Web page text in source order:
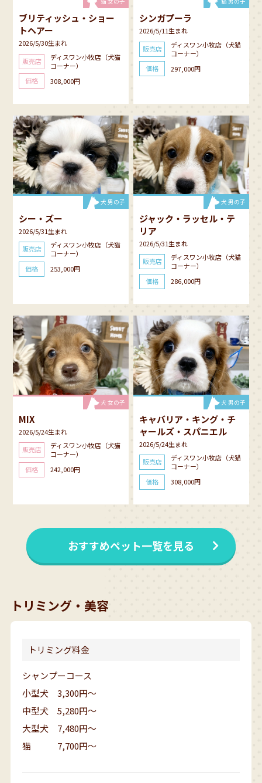
ブリティッシュ・ショー
トヘアー
2026/5/30生まれ
販売店
ディスワン小牧店（犬猫
コーナー）
価格
308,000円
シンガプーラ
2026/5/11生まれ
販売店
ディスワン小牧店（犬猫
コーナー）
価格
297,000円
犬 男の子
シー・ズー
2026/5/31生まれ
販売店
ディスワン小牧店（犬猫
コーナー）
価格
253,000円
犬 男の子
ジャック・ラッセル・テ
リア
2026/5/31生まれ
販売店
ディスワン小牧店（犬猫
コーナー）
価格
286,000円
犬 女の子
MIX
2026/5/24生まれ
販売店
ディスワン小牧店（犬猫
コーナー）
価格
242,000円
犬 男の子
キャバリア・キング・チ
ャールズ・スパニエル
2026/5/24生まれ
販売店
ディスワン小牧店（犬猫
コーナー）
価格
308,000円
おすすめペット一覧を見る
トリミング・美容
トリミング料金
シャンプーコース
小型犬 3,300円〜
中型犬 5,280円〜
大型犬 7,480円〜
猫 7,700円〜